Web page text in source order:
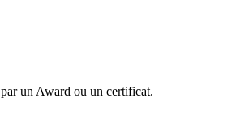
un Award ou un certificat.